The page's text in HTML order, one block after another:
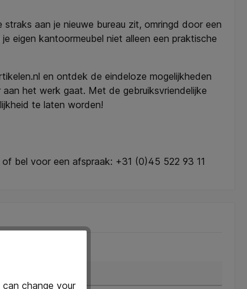
aan je nieuwe bureau zit, omringd door een
eigen kantoormeubel niet alleen een praktische
en ontdek de eindeloze mogelijkheden
het werk gaat. Met de gebruiksvriendelijke
te laten worden!
bel voor een afspraak: +31 (0)45 522 93 11
change your